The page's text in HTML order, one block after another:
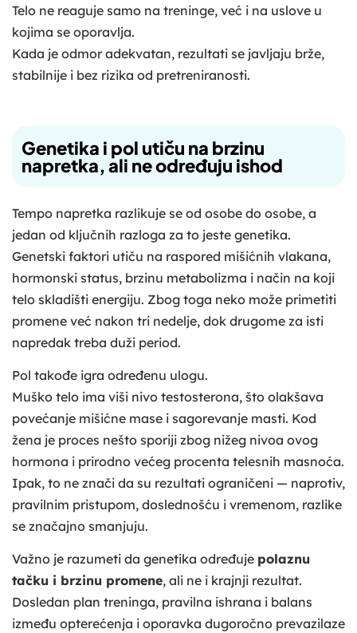
Telo ne reaguje samo na treninge, već i na uslove u
kojima se oporavlja.
Kada je odmor adekvatan, rezultati se javljaju brže,
stabilnije i bez rizika od pretreniranosti.
Genetika i pol utiču na brzinu
napretka, ali ne određuju ishod
Tempo napretka razlikuje se od osobe do osobe, a
jedan od ključnih razloga za to jeste genetika.
Genetski faktori utiču na raspored mišićnih vlakana,
hormonski status, brzinu metabolizma i način na koji
telo skladišti energiju. Zbog toga neko može primetiti
promene već nakon tri nedelje, dok drugome za isti
napredak treba duži period.
Pol takođe igra određenu ulogu.
Muško telo ima viši nivo testosterona, što olakšava
povećanje mišićne mase i sagorevanje masti. Kod
žena je proces nešto sporiji zbog nižeg nivoa ovog
hormona i prirodno većeg procenta telesnih masnoća.
Ipak, to ne znači da su rezultati ograničeni — naprotiv,
pravilnim pristupom, doslednošću i vremenom, razlike
se značajno smanjuju.
Važno je razumeti da genetika određuje polaznu
tačku i brzinu promene, ali ne i krajnji rezultat.
Dosledan plan treninga, pravilna ishrana i balans
između opterećenja i oporavka dugoročno prevazilaze